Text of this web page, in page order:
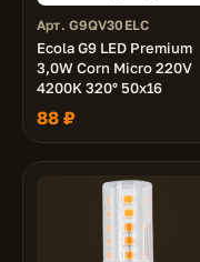
Арт. G9QV30ELC
Ecola G9 LED Premium
3,0W Corn Micro 220V
4200K 320° 50x16
88 ₽